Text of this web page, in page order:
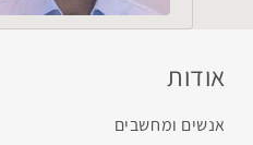
אודות
אנשים ומחשבים